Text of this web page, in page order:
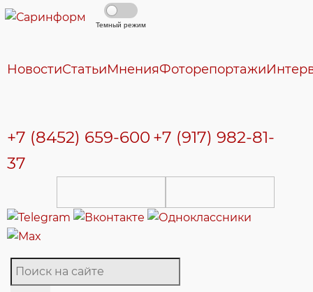
Темный режим
НовостиСтатьиМненияФоторепортажи
+7 (8452) 659-600 +7 (917) 982-81-
37